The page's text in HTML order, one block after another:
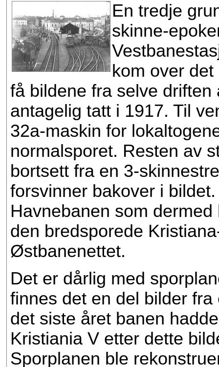
En tredje
skinne-
kom over
få bildene fra selve
antagelig tatt i 1917. Til
32a-maskin for
normalsporet. Resten av
bortsett fra en 3-
forsvinner bakover i
Havnebanen som
den bredsporede
Østbanenettet.
Det er dårlig med
finnes det en del bilder
det siste året banen
Kristiania V etter dette
Sporplanen ble